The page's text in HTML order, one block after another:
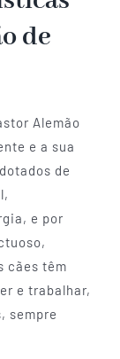
de
Alemão
e a sua
de
e por
cães têm
e trabalhar,
sempre